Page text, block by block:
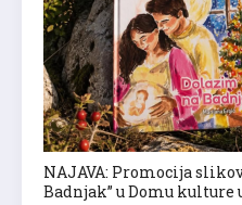
NAJAVA: Promocija
Badnjak” u Domu kulture